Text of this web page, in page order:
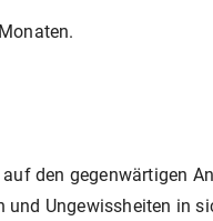
den gegenwärtigen
Ungewissheiten in